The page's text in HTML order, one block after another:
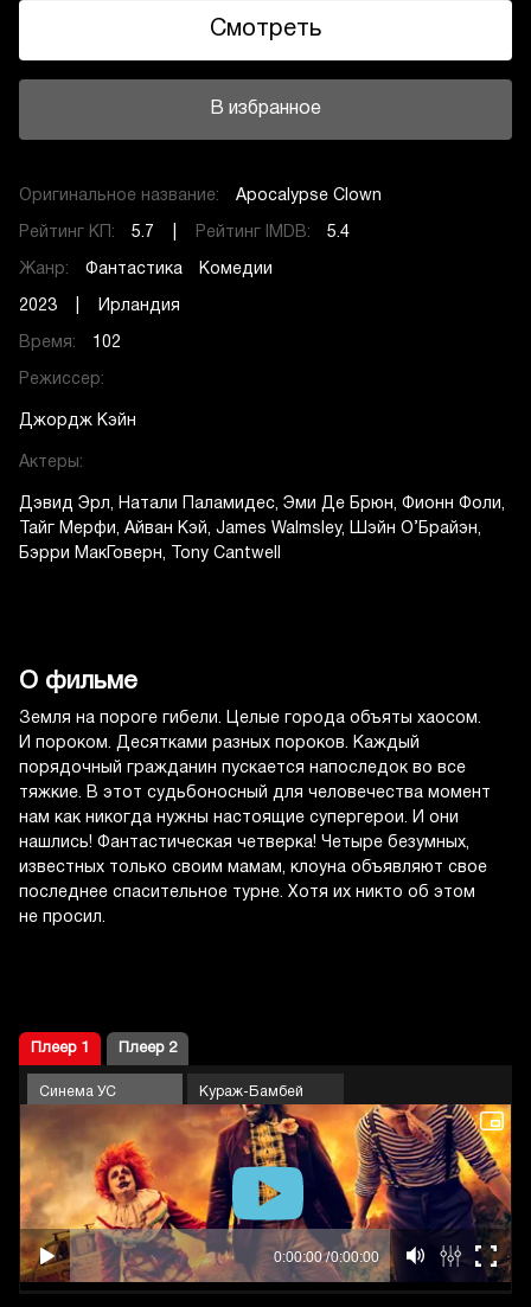
Смотреть
В избранное
Оригинальное название: Apocalypse Clown
Рейтинг КП: 5.7 | Рейтинг IMDB: 5.4
Жанр: Фантастика Комедии
2023 | Ирландия
Время: 102
Режиссер:
Джордж Кэйн
Актеры:
Дэвид Эрл Натали Паламидес Эми Де Брюн
Фионн Фоли
Тайг Мерфи
Айван Кэй James Walmsley
Шэйн О’Брайэн
Бэрри МакГоверн
Tony Cantwell
О фильме
Земля на пороге гибели. Целые города объяты хаосом.
И пороком. Десятками разных пороков. Каждый
порядочный гражданин пускается напоследок во все
тяжкие. В этот судьбоносный для человечества момент
нам как никогда нужны настоящие супергерои. И они
нашлись! Фантастическая четверка! Четыре безумных,
известных только своим мамам, клоуна объявляют свое
последнее спасительное турне. Хотя их никто об этом
не просил.
Плеер 1 Плеер 2
Синема УС Кураж-Бамбей